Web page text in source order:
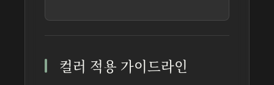
컬러 적용 가이드라인